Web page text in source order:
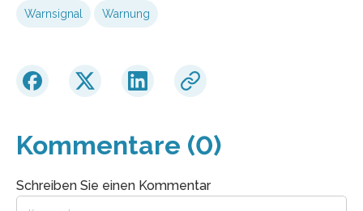
Warnsignal Warnung
Kommentare (0)
Schreiben Sie einen Kommentar